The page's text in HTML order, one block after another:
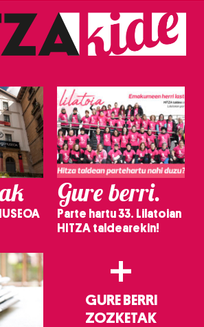
esplizitua ematen diguzu.Gehiago
Gure berri.
Parte hartu 33. Lilatoian
HITZA taldearekin!
+
GURE BERRI
ZOZKETAK